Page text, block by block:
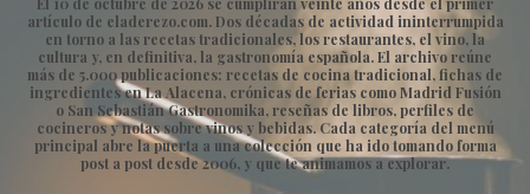
artículo de eladerezo.com. Dos décadas de actividad ininterrumpida
en torno a las recetas tradicionales, los restaurantes, el vino, la
cultura y, en definitiva, la gastronomía española. El archivo reúne
más de 5.000 publicaciones: recetas de cocina tradicional, fichas de
ingredientes en La Alacena, crónicas de ferias como Madrid Fusión
o San Sebastián Gastronomika, reseñas de libros, perfiles de
cocineros y notas sobre vinos y bebidas. Cada categoría del menú
principal abre la puerta a una colección que ha ido tomando forma
post a post desde 2006, y que te animamos a explorar.